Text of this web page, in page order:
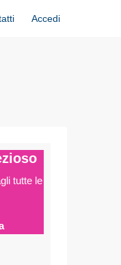
Accedi
tutte le